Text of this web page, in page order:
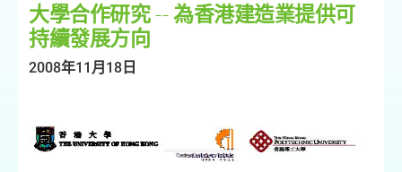
大學合作研究 -- 為香港建造業提供可
持續發展方向
2008年11月18日